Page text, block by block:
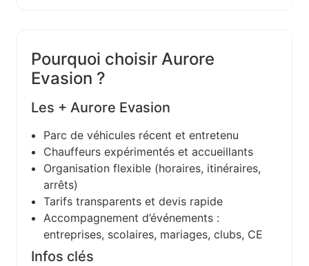
Pourquoi choisir Aurore
Evasion ?
Les + Aurore Evasion
Parc de véhicules récent et entretenu
Chauffeurs expérimentés et accueillants
Organisation flexible (horaires, itinéraires,
arrêts)
Tarifs transparents et devis rapide
Accompagnement d’événements :
entreprises, scolaires, mariages, clubs, CE
Infos clés